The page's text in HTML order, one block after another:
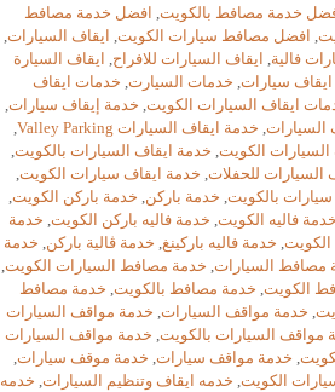
خدمة مصافط بالكويت افضل خدمة مصافط
افضل مصافط سيارات الكويت ايقاف السيارات
فالية ايقاف السيارات للافراح ايقاف السيارة
ايقاف سيارات خدمات السيارت خدمات ايقاف
ايقاف السيارات الكويت خدمة إيقاف سيارات
السيارات, خدمة ايقاف السيارات Valley Parking
,
الكويت خدمة ايقاف السيارات بالكويت
السيارات للحفلات, خدمة ايقاف سيارات الكويت,
بالكويت خدمة باركن خدمة باركن الكويت
خدمة فاليه الكويت خدمة فاليه باركن الكويت خدمة
الكويت, خدمة فاليه باركينغ خدمة ڤالية باركن خدمة
مصافط السيارات خدمة مصافط السيارات الكويت
الكويت, خدمة مصافط بالكويت, خدمة مصافط
خدمة مواقف السيارات خدمة مواقف السيارات
مواقف السيارات بالكويت خدمة مواقف السيارات
خدمة مواقف سيارات خدمة موقف سيارات
الكويت خدمه ايقاف وتنظيم السيارات خدمه